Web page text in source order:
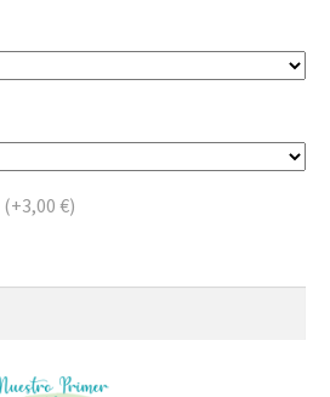
(+3,00 €)